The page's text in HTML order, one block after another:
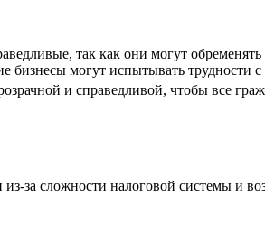
так как они могут
бизнесы могут испытывать трудности с
и справедливой, чтобы все
за сложности налоговой системы и